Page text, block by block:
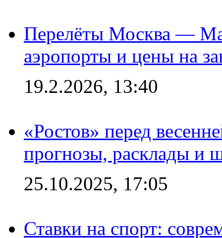
Перелёты Москва —
аэропорты и цены на
19.2.2026, 13:40
«Ростов» перед
прогнозы, расклады и
25.10.2025, 17:05
Ставки на спорт: